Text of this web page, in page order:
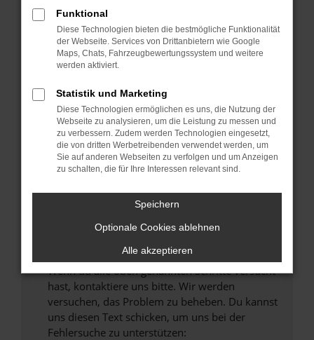
Manche Erweiterungen, wie Werbeblocker,
können das Laden bestimmter Seiten
verhindern. Funktioniert die Seite in einem
anderen Browser oder in einem privaten
Fenster?
Starte dein Gerät neu.
Das kann manchmal helfen, vorübergehende
Probleme zu beheben.
Stelle sicher, dass dein Browser und dein
Betriebssystem auf dem neuesten Stand
sind.
Sicherheitsrisiko, sondern kann auch dazu
unterstützt werden.
Wende dich an den Webseitenbetreiber.
Wenn du alle oben genannten Schritte versucht
hast, kontaktiere uns bitte. Wir werden
versuchen, das Problem zu beheben. Du kannst
uns diesen Text schicken, um uns bei der
Fehlersuche zu unterstützen:
Funktional
Diese Technologien bieten die bestmögliche Funktionalität
der Webseite. Services von Drittanbietern wie Google
Maps, Chats, Fahrzeugbewertungssystem und weitere
werden aktiviert.
Statistik und Marketing
Diese Technologien ermöglichen es uns, die Nutzung der
Webseite zu analysieren, um die Leistung zu messen und
zu verbessern. Zudem werden Technologien eingesetzt,
die von dritten Werbetreibenden verwendet werden, um
Sie auf anderen Webseiten zu verfolgen und um Anzeigen
zu schalten, die für Ihre Interessen relevant sind.
Speichern
Optionale Cookies ablehnen
Alle akzeptieren